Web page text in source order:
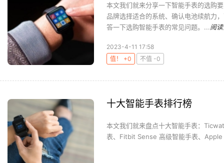
本文我们就来分享一下智能手表的选购
品牌选择适合的系统、确认电池续航力
答一下选购智能手表的常见问题。...阅
2023-4-11 17:58
值！ +0
不值 -0
十大智能手表排行榜
本文我们就来盘点十大智能手表：
表、Fitbit Sense 高级智能手表、